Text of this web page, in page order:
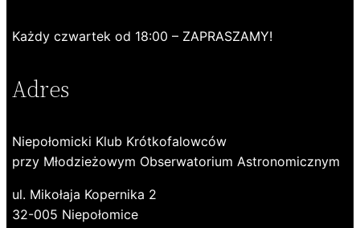
Każdy czwartek od 18:00 – ZAPRASZAMY!
Adres
Niepołomicki Klub Krótkofalowców
przy Młodzieżowym Obserwatorium Astronomicznym
ul. Mikołaja Kopernika 2
32-005 Niepołomice